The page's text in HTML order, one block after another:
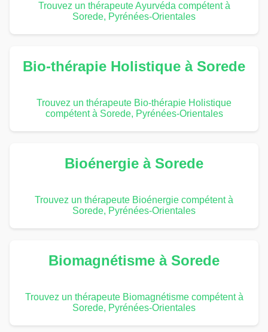
Trouvez un thérapeute Ayurvéda compétent à
Sorede, Pyrénées-Orientales
Bio-thérapie Holistique à Sorede
Trouvez un thérapeute Bio-thérapie Holistique
compétent à Sorede, Pyrénées-Orientales
Bioénergie à Sorede
Trouvez un thérapeute Bioénergie compétent à
Sorede, Pyrénées-Orientales
Biomagnétisme à Sorede
Trouvez un thérapeute Biomagnétisme compétent à
Sorede, Pyrénées-Orientales